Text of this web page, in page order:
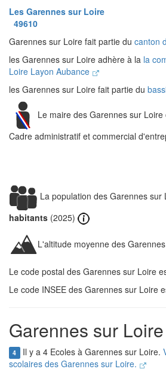
Les Garennes sur Loire
49610
Garennes sur Loire fait partie du canton
les Garennes sur Loire adhère à la la
Loire Layon Aubance
les Garennes sur Loire fait partie du
Le maire des Garennes sur Loire
Cadre administratif et commercial
La population des Garennes sur
habitants (2025)
L'altitude moyenne des
Le code postal des Garennes sur Loire
Le code INSEE des Garennes sur Loire
Garennes sur
4 Il y a 4 Ecoles à Garennes sur Loire.
scolaires des Garennes sur Loire.